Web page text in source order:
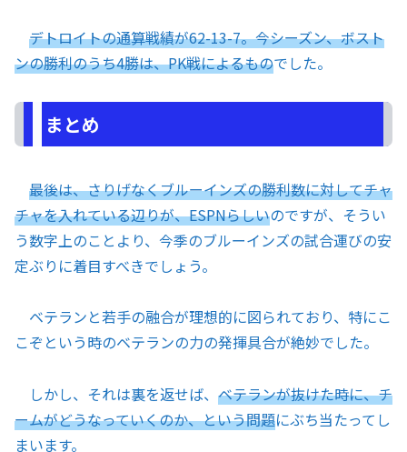
デトロイトの通算戦績が62-13-7。今シーズン、ボスト
ンの勝利のうち4勝は、PK戦によるものでした。
まとめ
最後は、さりげなくブルーインズの勝利数に対してチャ
チャを入れている辺りが、ESPNらしいのですが、そうい
う数字上のことより、今季のブルーインズの試合運びの安
定ぶりに着目すべきでしょう。
ベテランと若手の融合が理想的に図られており、特にこ
こぞという時のベテランの力の発揮具合が絶妙でした。
しかし、それは裏を返せば、 ベテランが抜けた時に、チ
ームがどうなっていくのか、という問題にぶち当たってし
まいます。